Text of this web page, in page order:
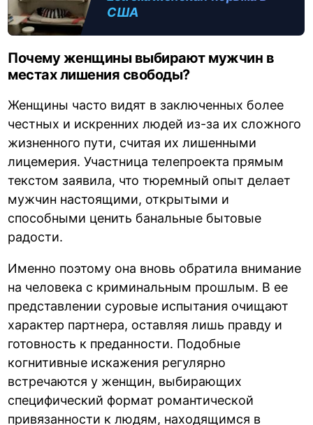
США
Почему женщины выбирают мужчин в
местах лишения свободы?
Женщины часто видят в заключенных более
честных и искренних людей из-за их сложного
жизненного пути, считая их лишенными
лицемерия. Участница телепроекта прямым
текстом заявила, что тюремный опыт делает
мужчин настоящими, открытыми и
способными ценить банальные бытовые
радости.
Именно поэтому она вновь обратила внимание
на человека с криминальным прошлым. В ее
представлении суровые испытания очищают
характер партнера, оставляя лишь правду и
готовность к преданности. Подобные
когнитивные искажения регулярно
встречаются у женщин, выбирающих
специфический формат романтической
привязанности к людям, находящимся в